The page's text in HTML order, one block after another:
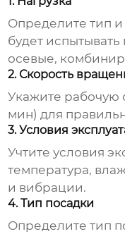
Определите тип и
будет
осевые,
2. Скорость
Укажите рабочую
мин) для
3. Условия
Учтите условия
температура,
и вибрации.
4. Тип посадки
Определите тип